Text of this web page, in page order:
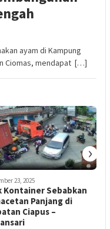
ayam di Kampung
Ciomas, mendapat […]
23, 2025
Kontainer Sebabkan
Panjang di
Ciapus –
›